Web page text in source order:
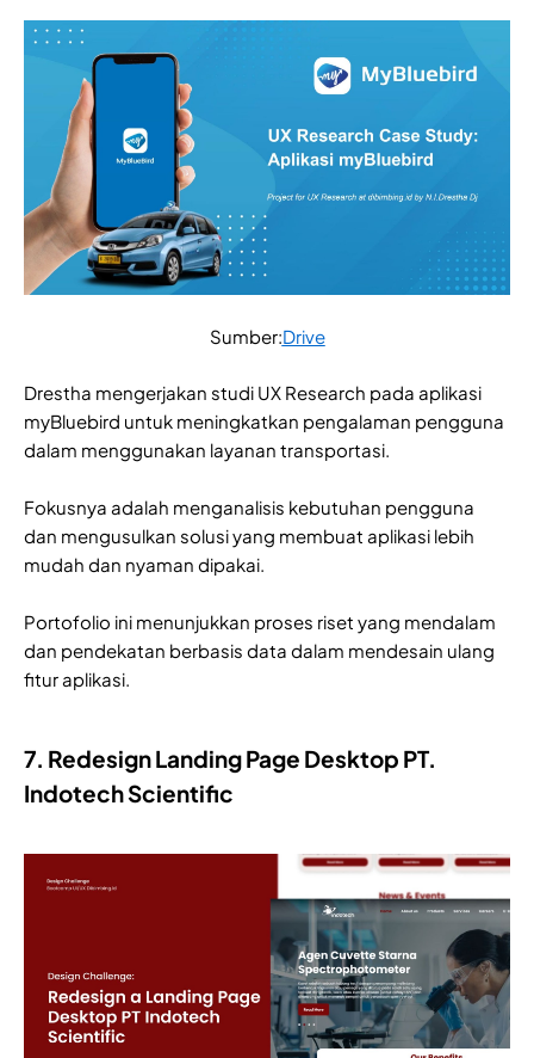
Sumber:Drive
Drestha mengerjakan studi UX Research pada aplikasi
myBluebird untuk meningkatkan pengalaman pengguna
dalam menggunakan layanan transportasi.
Fokusnya adalah menganalisis kebutuhan pengguna
dan mengusulkan solusi yang membuat aplikasi lebih
mudah dan nyaman dipakai.
Portofolio ini menunjukkan proses riset yang mendalam
dan pendekatan berbasis data dalam mendesain ulang
fitur aplikasi.
7. Redesign Landing Page Desktop PT.
Indotech Scientific